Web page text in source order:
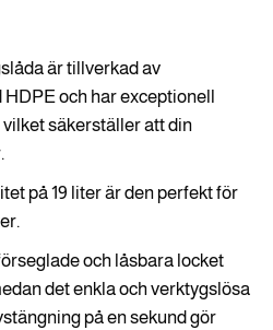
är tillverkad av
och har exceptionell
säkerställer att din
på 19 liter är den perfekt för
och låsbara locket
det enkla och verktygslösa
på en sekund gör